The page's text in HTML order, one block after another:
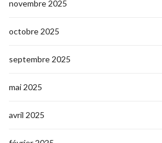
novembre 2025
octobre 2025
septembre 2025
mai 2025
avril 2025